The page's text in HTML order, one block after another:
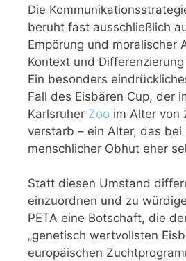
Die
beruht fast ausschließlich
Empörung und moralischer
Kontext und
Ein besonders
Fall des Eisbären Cup, der
Karlsruher Zoo im Alter von
verstarb – ein Alter, das bei
menschlicher Obhut eher
Statt diesen Umstand
einzuordnen und zu
PETA eine Botschaft, die
„genetisch wertvollsten
europäischen